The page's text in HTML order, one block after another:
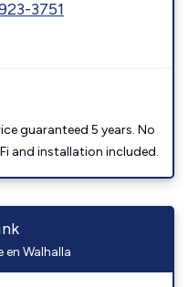
3751
guaranteed 5 years. No
and installation included.
Walhalla